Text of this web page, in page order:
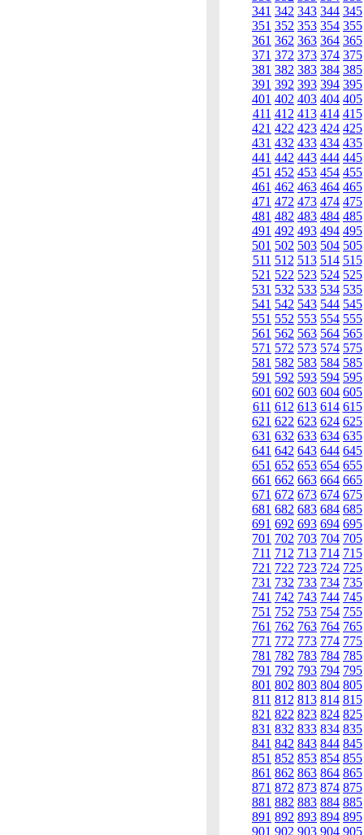
341 342 343 344 345
351 352 353 354 355
361 362 363 364 365
371 372 373 374 375
381 382 383 384 385
391 392 393 394 395
401 402 403 404 405
411 412 413 414 415
421 422 423 424 425
431 432 433 434 435
441 442 443 444 445
451 452 453 454 455
461 462 463 464 465
471 472 473 474 475
481 482 483 484 485
491 492 493 494 495
501 502 503 504 505
511 512 513 514 515
521 522 523 524 525
531 532 533 534 535
541 542 543 544 545
551 552 553 554 555
561 562 563 564 565
571 572 573 574 575
581 582 583 584 585
591 592 593 594 595
601 602 603 604 605
611 612 613 614 615
621 622 623 624 625
631 632 633 634 635
641 642 643 644 645
651 652 653 654 655
661 662 663 664 665
671 672 673 674 675
681 682 683 684 685
691 692 693 694 695
701 702 703 704 705
711 712 713 714 715
721 722 723 724 725
731 732 733 734 735
741 742 743 744 745
751 752 753 754 755
761 762 763 764 765
771 772 773 774 775
781 782 783 784 785
791 792 793 794 795
801 802 803 804 805
811 812 813 814 815
821 822 823 824 825
831 832 833 834 835
841 842 843 844 845
851 852 853 854 855
861 862 863 864 865
871 872 873 874 875
881 882 883 884 885
891 892 893 894 895
901 902 903 904 905